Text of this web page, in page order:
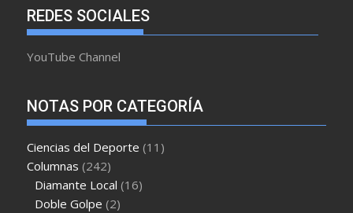
REDES SOCIALES
YouTube Channel
NOTAS POR CATEGORÍA
Ciencias del Deporte (11)
Columnas (242)
Diamante Local (16)
Doble Golpe (2)